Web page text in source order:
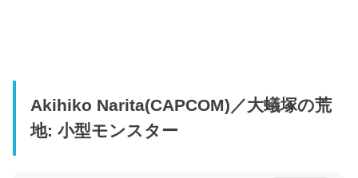
Akihiko Narita(CAPCOM)／大蟻塚の荒
地: 小型モンスター